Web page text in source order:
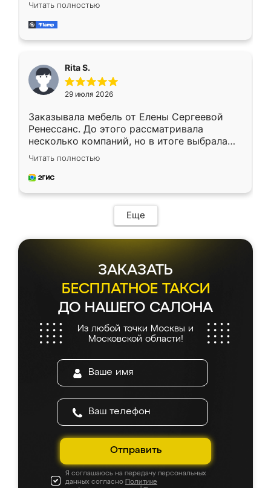
довольны работой. Спасибо Ренессанс
мебель за качественную работу!
Читать полностью
Rita S.
29 июля 2026
Заказывала мебель от Елены Сергеевой
Ренессанс. До этого рассматривала
несколько компаний, но в итоге выбрала
эту. Сначала обговорили условия, потом
приехал замерщик, всё спокойно объяснил
и снял размеры. Изготовили в срок, с
мебель сразу встала на свое место без
каких-либо доработок. Качеством осталась
довольна, все выглядит так, как и ожидала.
Читать полностью
Еще
ЗАКАЗАТЬ
БЕСПЛАТНОЕ ТАКСИ
ДО НАШЕГО САЛОНА
Из любой точки Москвы и
Московской области!
Отправить
Я соглашаюсь на передачу персональных
данных согласно Политике